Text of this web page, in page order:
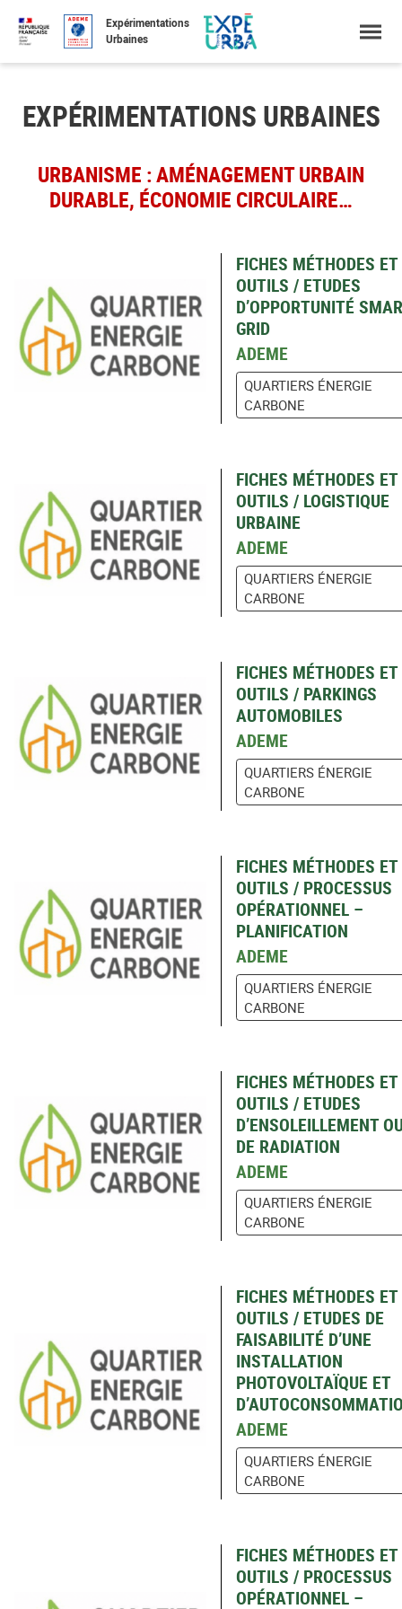
contenu
une
recherche
Expérimentations
Urbaines
EXPÉRIMENTATIONS URBAINES
URBANISME : AMÉNAGEMENT URBAIN
DURABLE, ÉCONOMIE CIRCULAIRE…
FICHES MÉTHODES ET
OUTILS / ETUDES
D’OPPORTUNITÉ
GRID
ADEME
QUARTIERS ÉNERGIE
CARBONE
FICHES MÉTHODES ET
OUTILS / LOGISTIQUE
URBAINE
ADEME
QUARTIERS ÉNERGIE
CARBONE
FICHES MÉTHODES ET
OUTILS / PARKINGS
AUTOMOBILES
ADEME
QUARTIERS ÉNERGIE
CARBONE
FICHES MÉTHODES ET
OUTILS / PROCESSUS
OPÉRATIONNEL –
PLANIFICATION
ADEME
QUARTIERS ÉNERGIE
CARBONE
FICHES MÉTHODES ET
OUTILS / ETUDES
D’ENSOLEILLEMENT
DE RADIATION
ADEME
QUARTIERS ÉNERGIE
CARBONE
FICHES MÉTHODES ET
OUTILS / ETUDES DE
FAISABILITÉ D’UNE
INSTALLATION
PHOTOVOLTAÏQUE ET
ADEME
QUARTIERS ÉNERGIE
CARBONE
FICHES MÉTHODES ET
OUTILS / PROCESSUS
OPÉRATIONNEL –